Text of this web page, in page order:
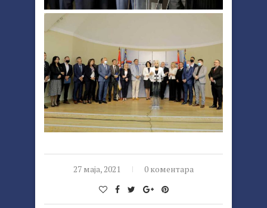
27 маја, 2021 0 коментара